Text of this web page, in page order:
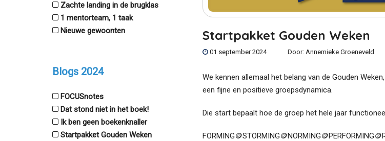
Zachte landing in de brugklas
1 mentorteam, 1 taak
Nieuwe gewoonten
Blogs 2024
FOCUSnotes
Dat stond niet in het boek!
Ik ben geen boekenknaller
Startpakket Gouden Weken
Startpakket Gouden Weken
01 september 2024 Door: Annemieke Groeneveld
We kennen allemaal het belang van de Gouden
een fijne en positieve groepsdynamica.
Die start bepaalt hoe de groep het hele jaar